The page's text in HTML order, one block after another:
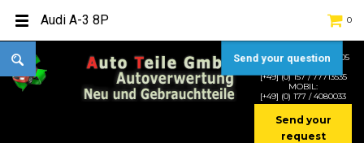
TEL:[+49] (0) 2232-5205
MOBIL:
[+49] (0) 157 / 77713535
MOBIL:
[+49] (0) 177 / 4080033
Send your
request
0
Audi A-3 8P
Send your question